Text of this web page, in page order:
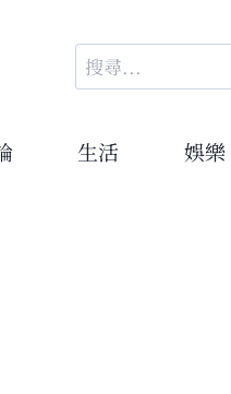
搜
尋
鍵
生活 娛樂